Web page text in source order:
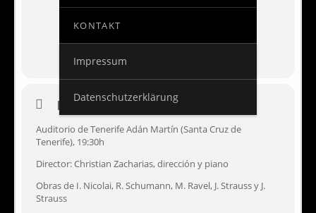
KONTAKT
Impressum
Datenschutzerklärung
EVENT DETAILS
Auditorio de Tenerife Adán Martín (Santa Cruz de
Tenerife), 19:30h
Director: Christian Zacharias, dirección y piano
Obras de I. Nicolai, R. Schumann, M. Ravel, J. Strauss y J.
Strauss